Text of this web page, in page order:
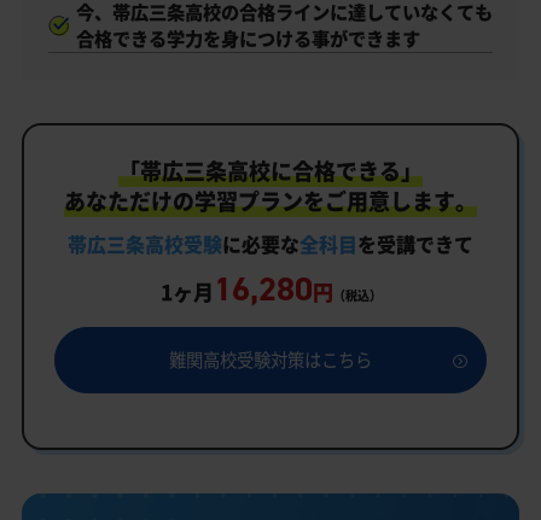
今、帯広三条高校の合格ラインに達していなくても
合格できる学力を身につける事ができます
「帯広三条高校に合格できる」
あなただけの学習プランをご用意します。
帯広三条高校受験に必要な全科目を受講できて
1ヶ月 16,280円 （税込）
難関高校受験対策はこちら